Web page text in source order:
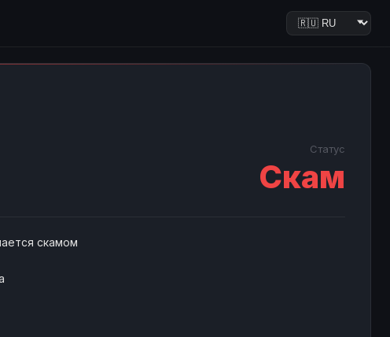
Статус
Скам
скамом